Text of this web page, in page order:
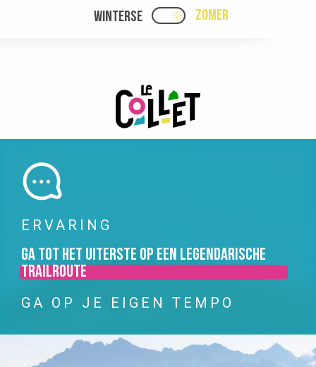
PAGE D’ACCUEIL ACTUELLE ÉTÉ :
WINTERSE PAGE D’ACCUEIL
ZOMER
ERVARING
Ga tot het uiterste op een legendarische
trailroute
GA OP JE EIGEN TEMPO